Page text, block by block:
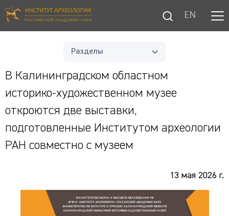
EN
Разделы
В Калининградском областном
историко‑художественном музее
откроются две выставки,
подготовленные Институтом археологии
РАН совместно с музеем
13 мая 2026 г.